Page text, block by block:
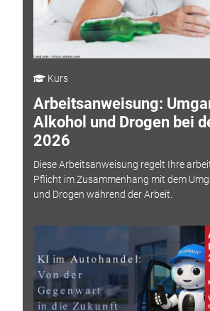
Kurs
Arbeitsanweisung:
Alkohol und Drogen bei
2026
Diese Arbeitsanweisung regelt Ihre
Pflicht im Zusammenhang mit dem
und Drogen während der Arbeit.